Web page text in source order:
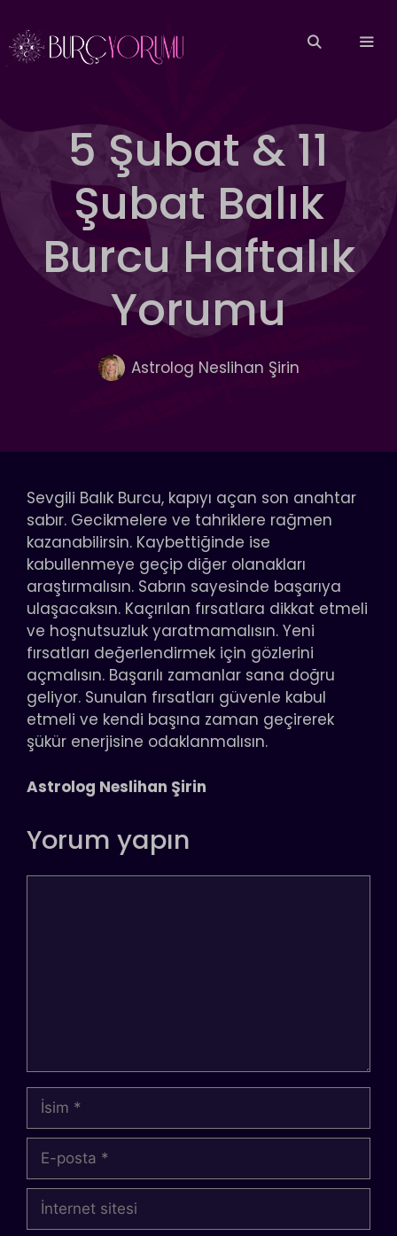
atla
5 Şubat & 11
Şubat Balık
Burcu Haftalık
Yorumu
Astrolog Neslihan Şirin
Sevgili Balık Burcu, kapıyı açan son anahtar
sabır. Gecikmelere ve tahriklere rağmen
kazanabilirsin. Kaybettiğinde ise
kabullenmeye geçip diğer olanakları
araştırmalısın. Sabrın sayesinde başarıya
ulaşacaksın. Kaçırılan fırsatlara dikkat etmeli
ve hoşnutsuzluk yaratmamalısın. Yeni
fırsatları değerlendirmek için gözlerini
açmalısın. Başarılı zamanlar sana doğru
geliyor. Sunulan fırsatları güvenle kabul
etmeli ve kendi başına zaman geçirerek
şükür enerjisine odaklanmalısın.
Astrolog Neslihan Şirin
Yorum yapın
İsim
posta
İnternet
sitesi